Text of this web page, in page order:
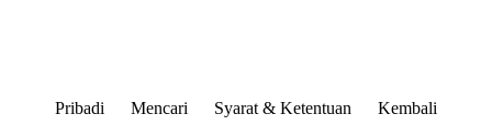
Pribadi Mencari Syarat & Ketentuan
Kembali